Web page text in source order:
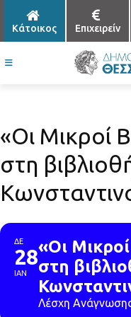
Κάτοικος Επιχειρείν
«Οι Μικροί
στη
ΔΕ
28
ΙΑΝ
«Οι
στη
Λέσχη Ανάγνωσης